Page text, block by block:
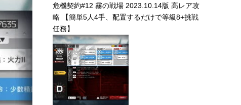
危機契約#12 霧の戦場 2023.10.14版 高レア攻
略 【簡単5人4手、配置するだけで等級8+挑戦
任務】